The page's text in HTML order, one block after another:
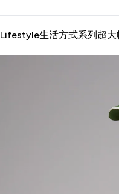
Lifestyle生活方式系列超大